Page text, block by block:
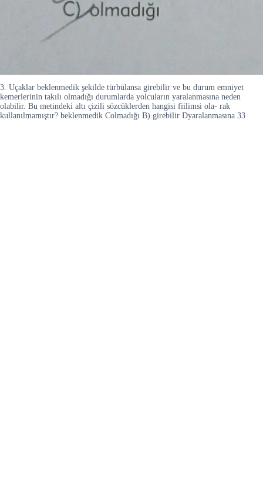
3. Uçaklar beklenmedik şekilde türbülansa girebilir ve bu durum emniyet
kemerlerinin takılı olmadığı durumlarda yolcuların yaralanmasına neden
olabilir. Bu metindeki altı çizili sözcüklerden hangisi fiilimsi ola- rak
kullanılmamıştır? beklenmedik Colmadığı B) girebilir Dyaralanmasına 33